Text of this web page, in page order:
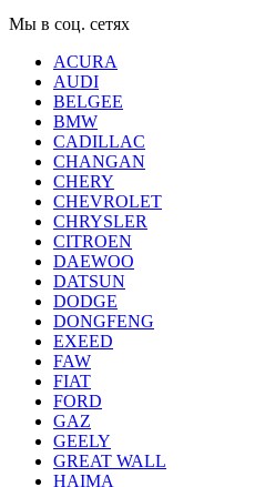
Мы в соц. сетях
ACURA
AUDI
BELGEE
BMW
CADILLAC
CHANGAN
CHERY
CHEVROLET
CHRYSLER
CITROEN
DAEWOO
DATSUN
DODGE
DONGFENG
EXEED
FAW
FIAT
FORD
GAZ
GEELY
GREAT WALL
HAIMA